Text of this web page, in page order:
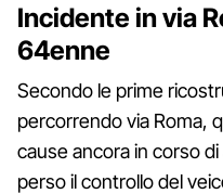
Incidente in via
64enne
Secondo le prime
percorrendo via Roma,
cause ancora in corso
perso il controllo del